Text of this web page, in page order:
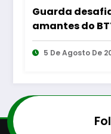
Fornos de
Momento de
“As
Questão de
5 De Agosto De